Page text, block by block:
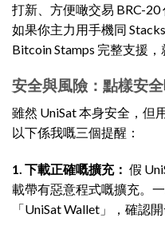
打新、方便噉交易 BRC-20
如果你主力用手機同
Bitcoin Stamps 完整支援，
安全與風險：點樣安
雖然 UniSat 本身安全，但
以下係我嘅三個提醒：
1. 下載正確嘅擴充： 假
載帶有惡意程式嘅擴充。
「UniSat Wallet」，確認